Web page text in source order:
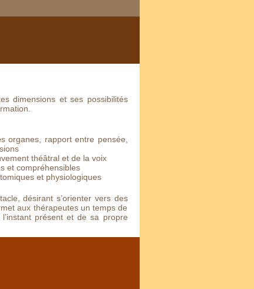
dimensions et ses possibilités
organes, rapport entre pensée,
théâtral et de la voix
et compréhensibles
et physiologiques
désirant s’orienter vers des
aux thérapeutes un temps de
présent et de sa propre